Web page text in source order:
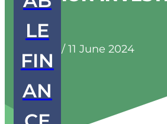
LE
FIN
AN
LAB
/ 11 June 2024